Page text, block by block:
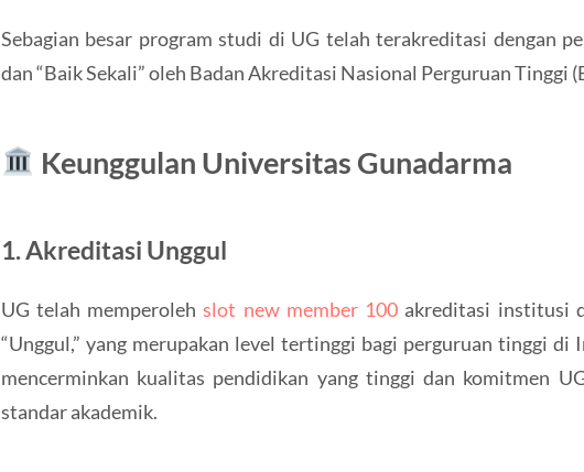
Sebagian besar program studi di UG telah terakreditasi dengan
dan “Baik Sekali” oleh Badan Akreditasi Nasional Perguruan Tinggi
Keunggulan Universitas Gunadarma
1.Akreditasi Unggul
UG telah memperolehslot new member 100 akreditasi institusi
“Unggul,” yang merupakan level tertinggi bagi perguruan tinggi di
mencerminkan kualitas pendidikan yang tinggi dan komitmen
standar akademik.